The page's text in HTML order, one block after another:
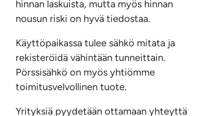
hinnan laskuista, mutta myös hinnan
nousun riski on hyvä tiedostaa.
Käyttöpaikassa tulee sähkö mitata ja
rekisteröidä vähintään tunneittain.
Pörssisähkö on myös yhtiömme
toimitusvelvollinen tuote.
Yrityksiä pyydetään ottamaan yhteyttä